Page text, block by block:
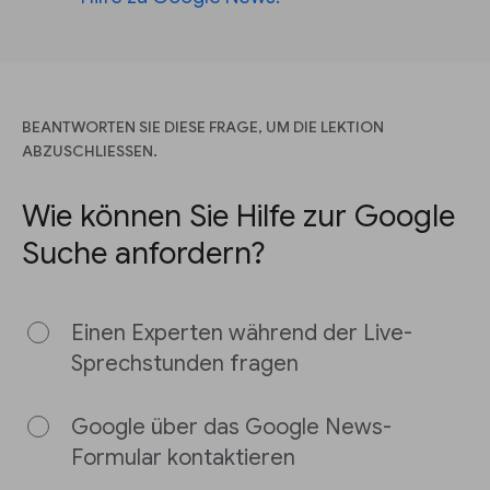
BEANTWORTEN SIE DIESE FRAGE, UM DIE LEKTION
ABZUSCHLIESSEN.
Wie können Sie Hilfe zur Google
Suche anfordern?
Einen Experten während der Live-
Sprechstunden fragen
Google über das Google News-
Formular kontaktieren